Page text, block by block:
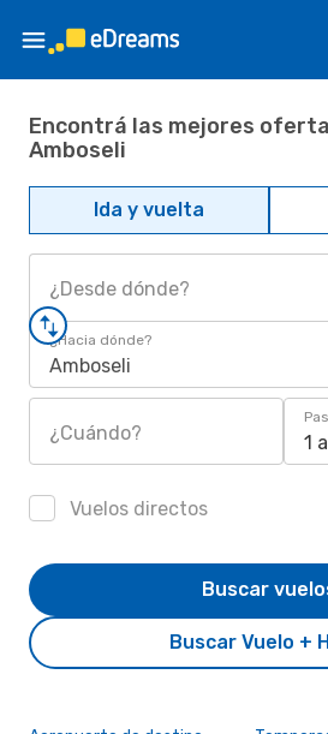
Encontrá las mejores
Amboseli
Ida y vuelta
¿Desde dónde?
¿Hacia dónde?
Amboseli
¿Cuándo? 1
Vuelos directos
Buscar Vuelo +
Buscar